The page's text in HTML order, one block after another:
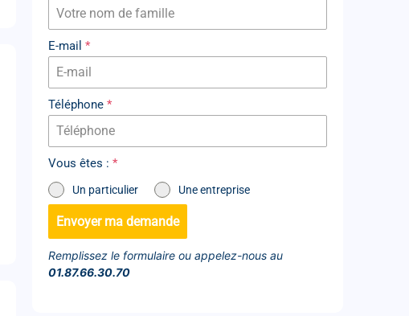
E-mail*
Téléphone*
Vous êtes :*
Un particulier Une entreprise
Envoyer ma demande
Remplissez le formulaire ou appelez-nous au
01.87.66.30.70